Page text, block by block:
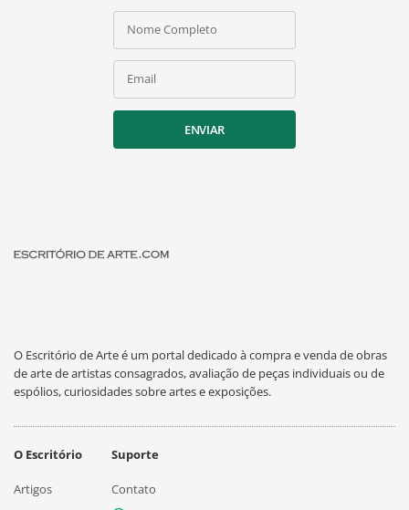
Nome Completo
Email
ENVIAR
O Escritório de Arte é um portal dedicado à compra e venda de obras
de arte de artistas consagrados, avaliação de peças individuais ou de
espólios, curiosidades sobre artes e exposições.
O Escritório
Artigos
Suporte
Contato